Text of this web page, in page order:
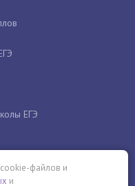
ЕГЭ
cookie-файлов и
и